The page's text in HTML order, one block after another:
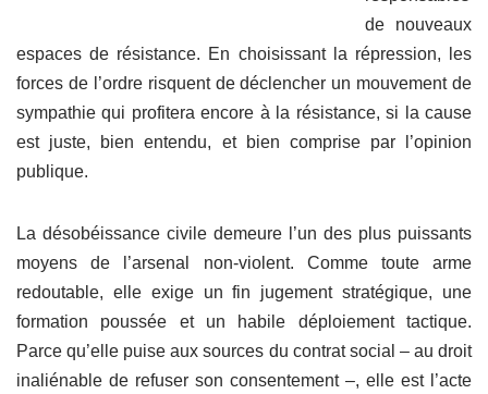
de nouveaux
espaces de résistance. En choisissant la répression, les
forces de l’ordre risquent de déclencher un mouvement de
sympathie qui profitera encore à la résistance, si la cause
est juste, bien entendu, et bien comprise par l’opinion
publique.
La désobéissance civile demeure l’un des plus puissants
moyens de l’arsenal non-violent. Comme toute arme
redoutable, elle exige un fin jugement stratégique, une
formation poussée et un habile déploiement tactique.
Parce qu’elle puise aux sources du contrat social – au droit
inaliénable de refuser son consentement –, elle est l’acte